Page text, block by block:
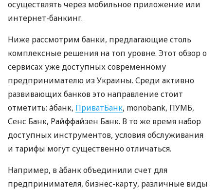
осуществлять через мобильное приложение или
интернет-банкинг.
Ниже рассмотрим банки, предлагающие столь
комплексные решения на топ уровне. Этот обзор о
сервисах уже доступных современному
предпринимателю из Украины. Среди активно
развивающих банков это направление стоит
отметить: àбанк, ПриватБанк, monobank, ПУМБ,
Сенс Банк, Райффайзен Банк. В то же время набор
доступных инструментов, условия обслуживания
и тарифы могут существенно отличаться.
Например, в àбанк объединили счет для
предпринимателя, бизнес-карту, различные виды